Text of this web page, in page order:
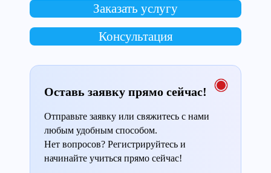
Заказать услугу
Консультация
Оставь заявку прямо сейчас!
Отправьте заявку или свяжитесь с нами
любым удобным способом.
Нет вопросов? Регистрируйтесь и
начинайте учиться прямо сейчас!